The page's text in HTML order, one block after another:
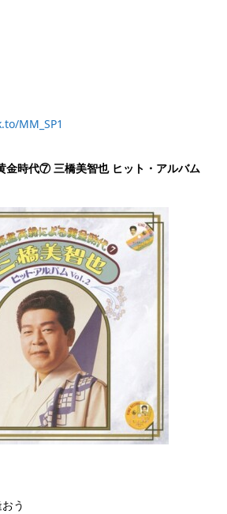
MM_SP1
金時代⑦ 三橋美智也 ヒット・アルバム
う